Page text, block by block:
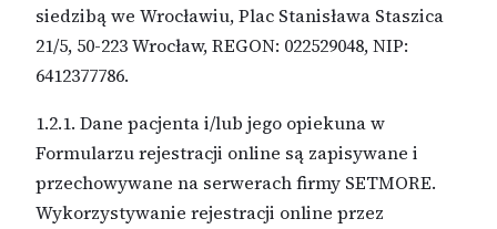
siedzibą we Wrocławiu, Plac Stanisława Staszica
21/5, 50-223 Wrocław, REGON: 022529048, NIP:
6412377786.
1.2.1. Dane pacjenta i/lub jego opiekuna w
Formularzu rejestracji online są zapisywane i
przechowywane na serwerach firmy SETMORE.
Wykorzystywanie rejestracji online przez